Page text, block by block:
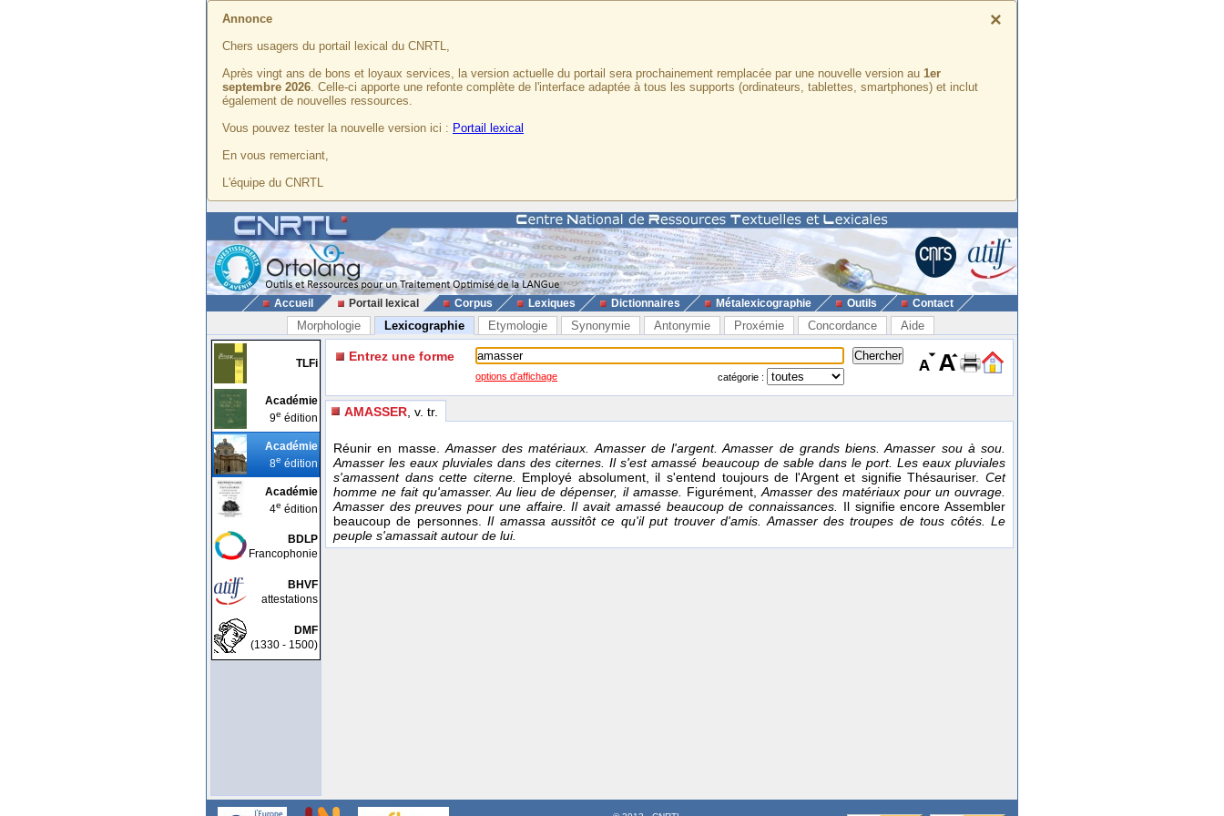
×
Annonce
Chers usagers du portail lexical du CNRTL,
Après vingt ans de bons et loyaux services, la version actuelle du portail sera prochainement remplacée par une nouvelle version au 1er
septembre 2026. Celle-ci apporte une refonte complète de l'interface adaptée à tous les supports (ordinateurs, tablettes, smartphones) et inclut
également de nouvelles ressources.
Vous pouvez tester la nouvelle version ici : Portail lexical
En vous remerciant,
L'équipe du CNRTL
Accueil Portail lexical Corpus Lexiques Dictionnaires Métalexicographie Outils Contact
Morphologie Lexicographie Etymologie Synonymie Antonymie Proxémie Concordance Aide
TLFi
Académie
9e édition
Académie
8e édition
Académie
4e édition
BDLP
Francophonie
BHVF
attestations
DMF
(1330 - 1500)
Entrez une forme
options d'affichage catégorie :
AMASSER , v. tr.
Réunir en masse.Amasser des matériaux. Amasser de l'argent. Amasser de grands biens. Amasser sou à sou.
Amasser les eaux pluviales dans des citernes. Il s'est amassé beaucoup de sable dans le port. Les eaux pluviales
s'amassent dans cette citerne. Employé absolument, il s'entend toujours de l'Argent et signifie Thésauriser.Cet
homme ne fait qu'amasser. Au lieu de dépenser, il amasse. Figurément,Amasser des matériaux pour un ouvrage.
Amasser des preuves pour une affaire. Il avait amassé beaucoup de connaissances. Il signifie encore Assembler
beaucoup de personnes.Il amassa aussitôt ce qu'il put trouver d'amis. Amasser des troupes de tous côtés. Le
peuple s'amassait autour de lui.